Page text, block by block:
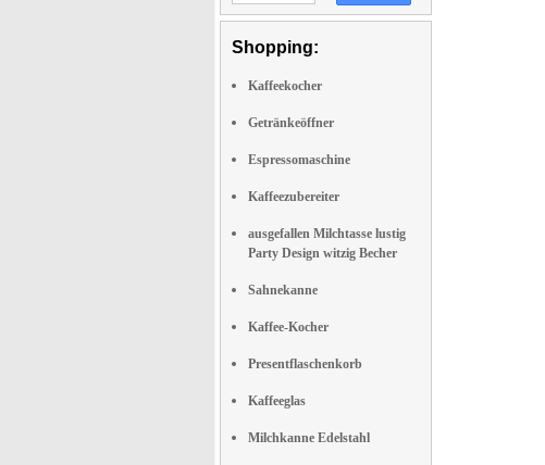
Shopping:
Kaffeekocher
Getränkeöffner
Espressomaschine
Kaffeezubereiter
ausgefallen Milchtasse lustig
Party Design witzig Becher
Sahnekanne
Kaffee-Kocher
Presentflaschenkorb
Kaffeeglas
Milchkanne Edelstahl